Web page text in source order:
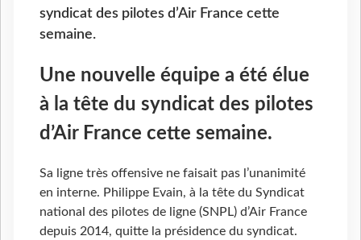
syndicat des pilotes d’Air France cette
semaine.
Une nouvelle équipe a été élue
à la tête du syndicat des pilotes
d’Air France cette semaine.
Sa ligne très offensive ne faisait pas l’unanimité
en interne. Philippe Evain, à la tête du Syndicat
national des pilotes de ligne (SNPL) d’Air France
depuis 2014, quitte la présidence du syndicat.